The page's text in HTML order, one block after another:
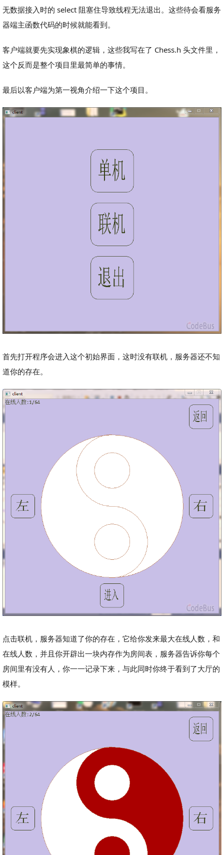
无数据接入时的 select 阻塞住导致线程无法退出。这些待会看服务
器端主函数代码的时候就能看到。
客户端就要先实现象棋的逻辑，这些我写在了 Chess.h 头文件里，
这个反而是整个项目里最简单的事情。
最后以客户端为第一视角介绍一下这个项目。
首先打开程序会进入这个初始界面，这时没有联机，服务器还不知
道你的存在。
点击联机，服务器知道了你的存在，它给你发来最大在线人数，和
在线人数，并且你开辟出一块内存作为房间表，服务器告诉你每个
房间里有没有人，你一一记录下来，与此同时你终于看到了大厅的
模样。